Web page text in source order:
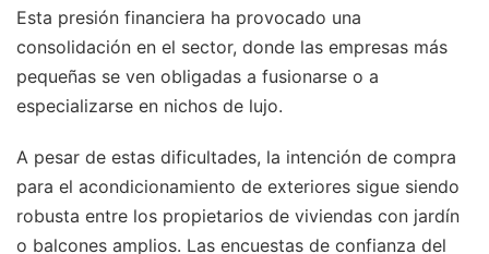
Esta presión financiera ha provocado una
consolidación en el sector, donde las empresas más
pequeñas se ven obligadas a fusionarse o a
especializarse en nichos de lujo.
A pesar de estas dificultades, la intención de compra
para el acondicionamiento de exteriores sigue siendo
robusta entre los propietarios de viviendas con jardín
o balcones amplios. Las encuestas de confianza del